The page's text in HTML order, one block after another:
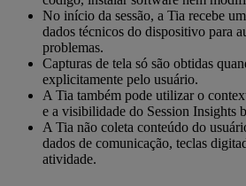
No início da sessão, a Tia recebe
dados técnicos do dispositivo para
problemas.
Capturas de tela só são obtidas
explicitamente pelo usuário.
A Tia também pode utilizar o
e a visibilidade do Session Insights
A Tia não coleta conteúdo do
dados de comunicação, teclas
atividade.